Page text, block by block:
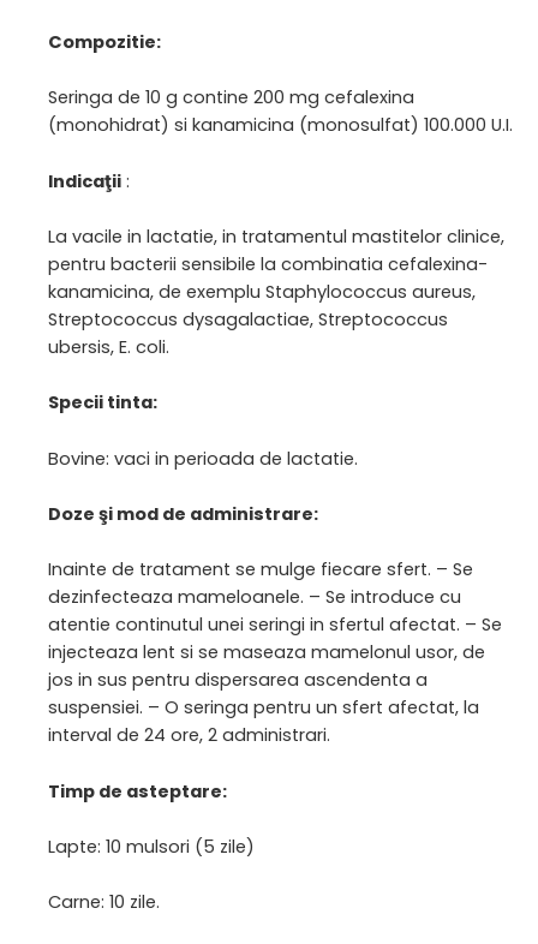
Compozitie:
Seringa de 10 g contine 200 mg cefalexina
(monohidrat) si kanamicina (monosulfat) 100.000 U.I.
Indicaţii :
La vacile in lactatie, in tratamentul mastitelor clinice,
pentru bacterii sensibile la combinatia cefalexina-
kanamicina, de exemplu Staphylococcus aureus,
Streptococcus dysagalactiae, Streptococcus
ubersis, E. coli.
Specii tinta:
Bovine: vaci in perioada de lactatie.
Doze şi mod de administrare:
Inainte de tratament se mulge fiecare sfert. – Se
dezinfecteaza mameloanele. – Se introduce cu
atentie continutul unei seringi in sfertul afectat. – Se
injecteaza lent si se maseaza mamelonul usor, de
jos in sus pentru dispersarea ascendenta a
suspensiei. – O seringa pentru un sfert afectat, la
interval de 24 ore, 2 administrari.
Timp de asteptare:
Lapte: 10 mulsori (5 zile)
Carne: 10 zile.